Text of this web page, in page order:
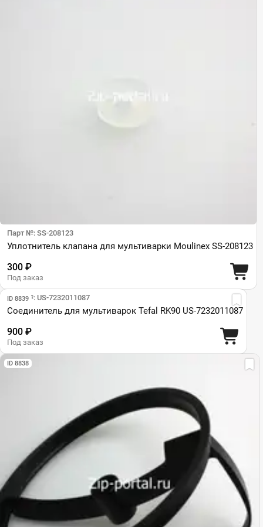
Парт №: SS-208123
Уплотнитель клапана для мультиварки Moulinex SS-208123
300 ₽
Под заказ
ID 8839
Парт №: US-7232011087
Соединитель для мультиварок Tefal RK90 US-7232011087
900 ₽
Под заказ
ID 8838